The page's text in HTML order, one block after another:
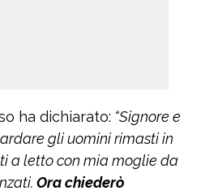
ha dichiarato: “Signore e
gli uomini rimasti in
a letto con mia moglie da
Ora chiederò